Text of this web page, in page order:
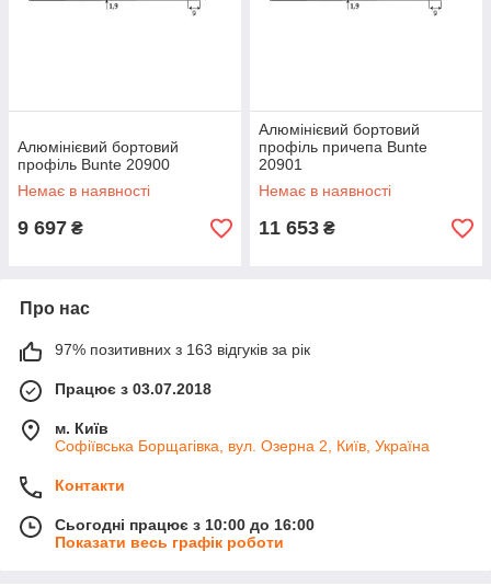
Алюмінієвий бортовий
профіль Bunte 20900
Немає в наявності
9 697 ₴
Алюмінієвий бортовий
профіль причепа Bunte
20901
Немає в наявності
11 653 ₴
Про нас
97% позитивних з 163 відгуків за рік
Працює з 03.07.2018
м. Київ
Софіївська Борщагівка, вул. Озерна 2, Київ, Україна
Контакти
Сьогодні працює з 10:00 до 16:00
Показати весь графік роботи